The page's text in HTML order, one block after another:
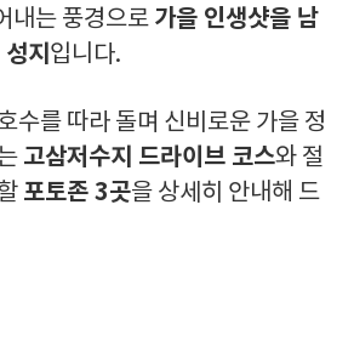
내는 풍경으로 가을 인생샷을 남
지 입니다.
수를 따라 돌며 신비로운 가을 정
고삼저수지 드라이브 코스와 절
포토존 3곳을 상세히 안내해 드